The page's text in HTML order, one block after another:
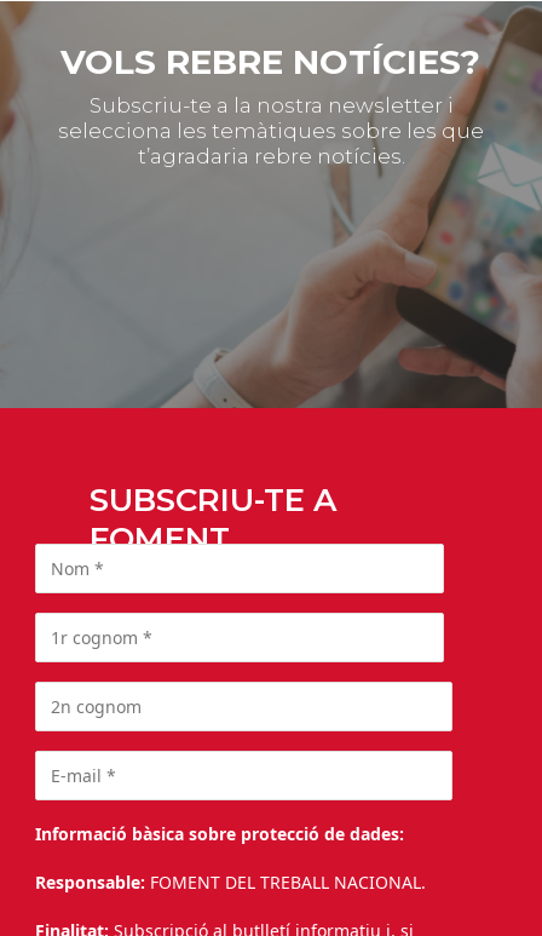
VOLS REBRE NOTÍCIES?
Subscriu-te a la nostra newsletter i
selecciona les temàtiques sobre les que
t’agradaria rebre notícies.
SUBSCRIU-TE A
FOMENT
Informació bàsica sobre protecció de dades:
Responsable: FOMENT DEL TREBALL NACIONAL.
Finalitat: Subscripció al butlletí informatiu i, si